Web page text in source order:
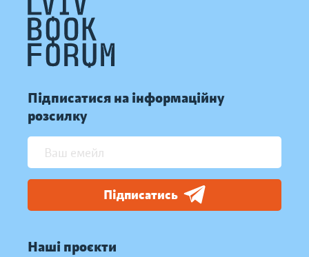
Підписатися на інформаційну
розсилку
Підписатись
Наші проєкти